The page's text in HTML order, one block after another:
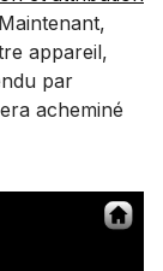
appareil,
par
acheminé